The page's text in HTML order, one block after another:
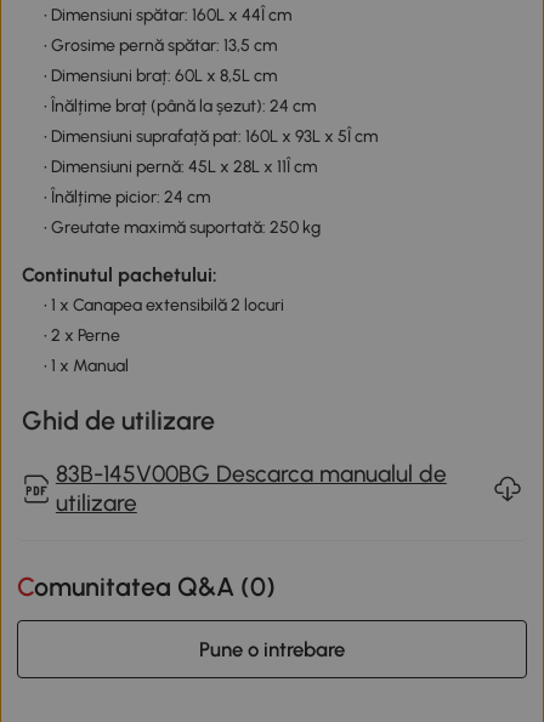
• Dimensiuni spătar: 160L x 44Î cm
• Grosime pernă spătar: 13,5 cm
• Dimensiuni braț: 60L x 8,5L cm
• Înălțime braț (până la șezut): 24 cm
• Dimensiuni suprafață pat: 160L x 93L x 5Î cm
• Dimensiuni pernă: 45L x 28L x 11Î cm
• Înălțime picior: 24 cm
• Greutate maximă suportată: 250 kg
Continutul pachetului:
• 1 x Canapea extensibilă 2 locuri
• 2 x Perne
• 1 x Manual
Ghid de utilizare
83B-145V00BG Descarca manualul de
utilizare
Comunitatea Q&A (0)
Pune o intrebare